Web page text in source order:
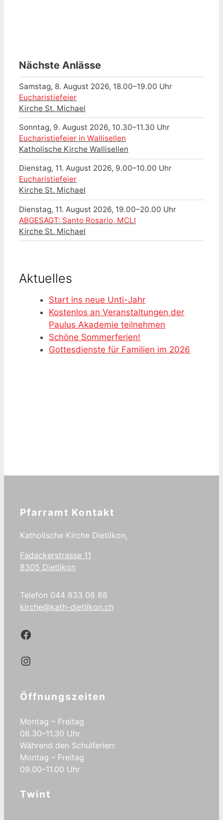
Nächste Anlässe
Samstag, 8. August 2026, 18.00–19.00 Uhr
Eucharistiefeier
Kirche St. Michael
Sonntag, 9. August 2026, 10.30–11.30 Uhr
Eucharistiefeier in Wallisellen
Katholische Kirche Wallisellen
Dienstag, 11. August 2026, 9.00–10.00 Uhr
Eucharistiefeier
Kirche St. Michael
Dienstag, 11. August 2026, 19.00–20.00 Uhr
ABGESAGT: Santo Rosario, MCLI
Kirche St. Michael
Aktuelles
Start ins neue Unti-Jahr
Kostenlos an Veranstaltungen der
Paulus Akademie teilnehmen
Schöne Sommerferien!
Gottesdienste für Familien im 2026
Pfarramt Kontakt
Katholische Kirche Dietlikon,
Fadackerstrasse 11
8305 Dietlikon
Telefon 044 833 08 88
kirche@kath-dietlikon.ch
Kath.Dietlikon Facebook
Kath.Dietlikon Instagram
Öffnungszeiten
Montag – Freitag
08.30–11.30 Uhr
Während den Schulferien:
Montag – Freitag
09.00–11.00 Uhr
Twint